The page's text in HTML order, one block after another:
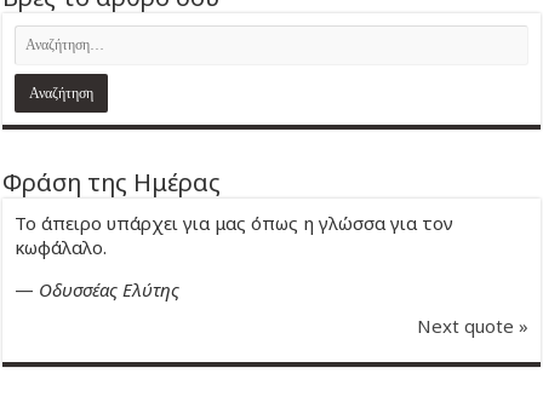
Φράση της Ημέρας
Το άπειρο υπάρχει για μας όπως η γλώσσα για τον
κωφάλαλο.
— Οδυσσέας Ελύτης
Next quote »